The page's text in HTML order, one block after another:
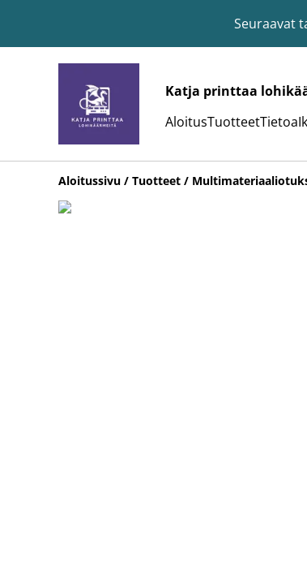
Seuraavat
Katja printtaa
AloitusTuotteetTietoa
Aloitussivu / Tuotteet /